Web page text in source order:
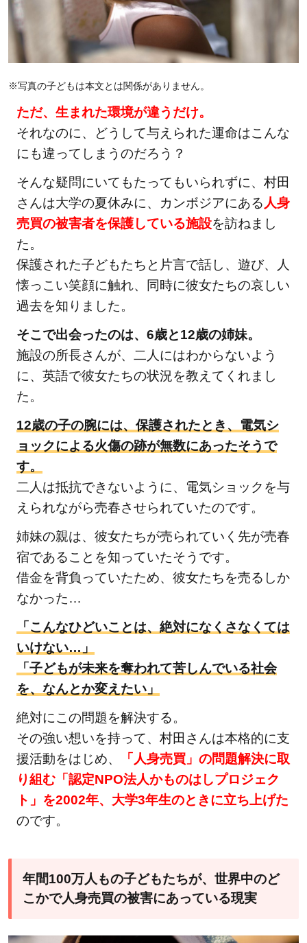
※写真の子どもは本文とは関係がありません。
ただ、生まれた環境が違うだけ。
それなのに、どうして与えられた運命はこんな
にも違ってしまうのだろう？
そんな疑問にいてもたってもいられずに、村田
さんは大学の夏休みに、カンボジアにある人身
売買の被害者を保護している施設を訪ねまし
た。
保護された子どもたちと片言で話し、遊び、人
懐っこい笑顔に触れ、同時に彼女たちの哀しい
過去を知りました。
そこで出会ったのは、6歳と12歳の姉妹。
施設の所長さんが、二人にはわからないよう
に、英語で彼女たちの状況を教えてくれまし
た。
12歳の子の腕には、保護されたとき、電気シ
ョックによる火傷の跡が無数にあったそうで
す。
二人は抵抗できないように、電気ショックを与
えられながら売春させられていたのです。
姉妹の親は、彼女たちが売られていく先が売春
宿であることを知っていたそうです。
借金を背負っていたため、彼女たちを売るしか
なかった…
「こんなひどいことは、絶対になくさなくては
いけない…」
「子どもが未来を奪われて苦しんでいる社会
を、なんとか変えたい」
絶対にこの問題を解決する。
その強い想いを持って、村田さんは本格的に支
援活動をはじめ、
「人身売買」の問題解決に取
り組む「認定NPO法人かものはしプロジェク
ト」を2002年、大学3年生のときに立ち上げた
のです。
年間100万人もの子どもたちが、世界中のど
こかで人身売買の被害にあっている現実